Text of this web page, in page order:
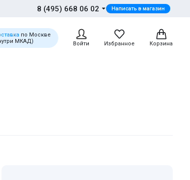
8 (495) 668 06 02 Написать в магазин
по Москве
МКАД)
Войти Избранное Корзина